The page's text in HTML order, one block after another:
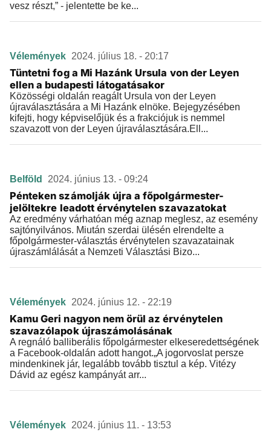
vesz részt,” - jelentette be ke...
Vélemények 2024. július 18. - 20:17
Tüntetni fog a Mi Hazánk Ursula von der Leyen
ellen a budapesti látogatásakor
Közösségi oldalán reagált Ursula von der Leyen
újraválasztására a Mi Hazánk elnöke. Bejegyzésében
kifejti, hogy képviselőjük és a frakciójuk is nemmel
szavazott von der Leyen újraválasztására.Ell...
Belföld 2024. június 13. - 09:24
Pénteken számolják újra a főpolgármester-
jelöltekre leadott érvénytelen szavazatokat
Az eredmény várhatóan még aznap meglesz, az esemény
sajtónyilvános. Miután szerdai ülésén elrendelte a
főpolgármester-választás érvénytelen szavazatainak
újraszámlálását a Nemzeti Választási Bizo...
Vélemények 2024. június 12. - 22:19
Kamu Geri nagyon nem örül az érvénytelen
szavazólapok újraszámolásának
A regnáló balliberális főpolgármester elkeseredettségének
a Facebook-oldalán adott hangot.„A jogorvoslat persze
mindenkinek jár, legalább tovább tisztul a kép. Vitézy
Dávid az egész kampányát arr...
Vélemények 2024. június 11. - 13:53